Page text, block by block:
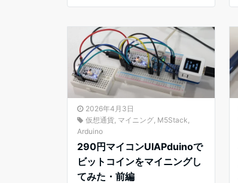
2026年4月3日
仮想通貨 マイニング M5Stack
Arduino
290円マイコンUIAPduinoで
ビットコインをマイニングし
てみた・前編